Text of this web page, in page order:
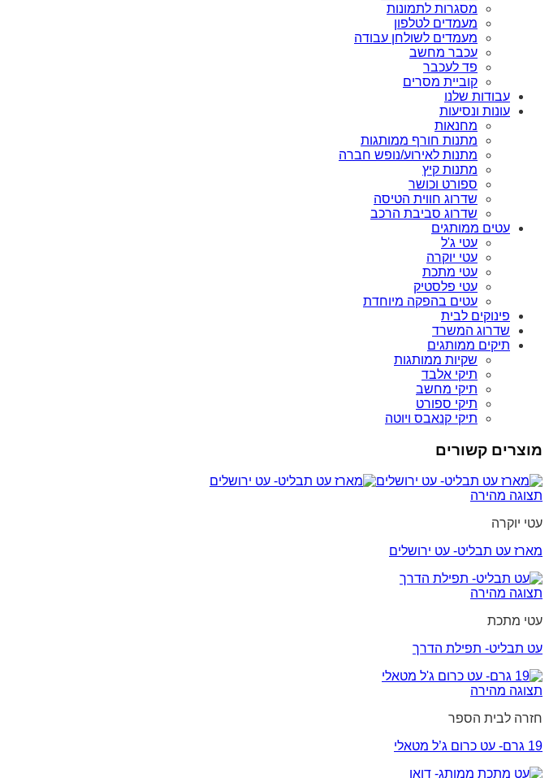
מסגרות לתמונות
מעמדים לטלפון
מעמדים לשולחן עבודה
עכבר מחשב
פד לעכבר
קוביית מסרים
עבודות שלנו
עונות ונסיעות
מחנאות
מתנות חורף ממותגות
מתנות לאירוע/נופש חברה
מתנות קיץ
ספורט וכושר
שדרוג חווית הטיסה
שדרוג סביבת הרכב
עטים ממותגים
עטי ג'ל
עטי יוקרה
עטי מתכת
עטי פלסטיק
עטים בהפקה מיוחדת
פינוקים לבית
שדרוג המשרד
תיקים ממותגים
שקיות ממותגות
תיקי אלבד
תיקי מחשב
תיקי ספורט
תיקי קנאבס ויוטה
מוצרים קשורים
תצוגה מהירה
עטי יוקרה
מארז עט תבליט- עט ירושלים
תצוגה מהירה
עטי מתכת
עט תבליט- תפילת הדרך
תצוגה מהירה
חזרה לבית הספר
19 גרם- עט כרום ג’ל מטאלי